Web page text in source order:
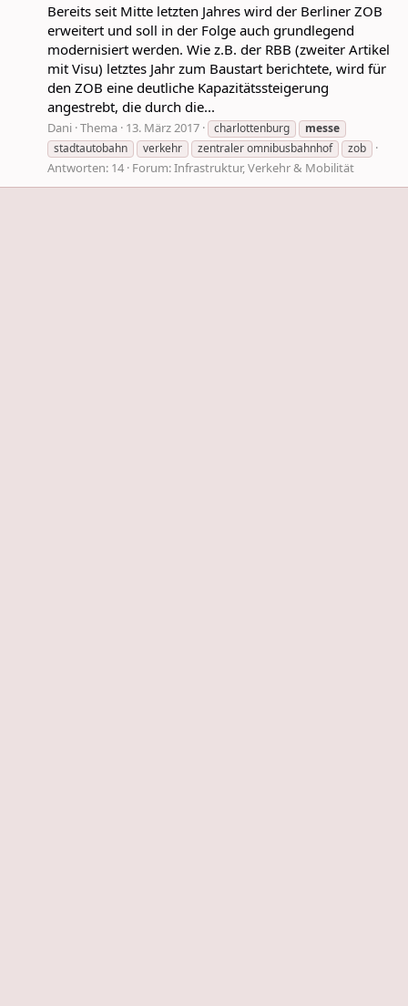
Bereits seit Mitte letzten Jahres wird der Berliner ZOB
erweitert und soll in der Folge auch grundlegend
modernisiert werden. Wie z.B. der RBB (zweiter Artikel
mit Visu) letztes Jahr zum Baustart berichtete, wird für
den ZOB eine deutliche Kapazitätssteigerung
angestrebt, die durch die...
Dani Thema 13. März 2017 charlottenburg
messe
stadtautobahn
verkehr zentraler omnibusbahnhof zob
Antworten: 14 Forum:Infrastruktur, Verkehr & Mobilität